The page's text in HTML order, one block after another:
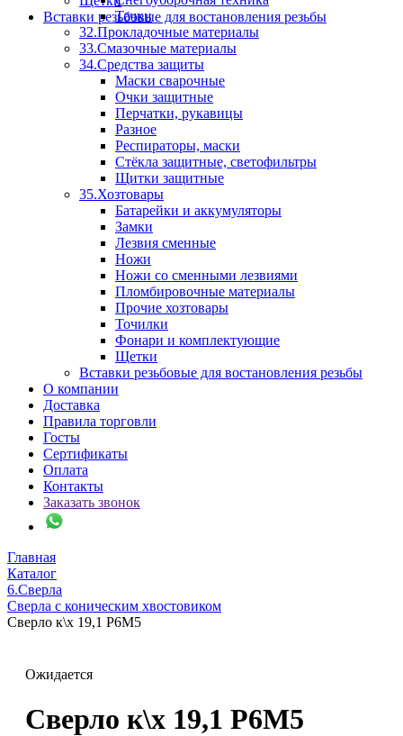
Вставки резьбовые для востановления резьбы
Тачки
32.Прокладочные материалы
33.Смазочные материалы
34.Средства защиты
Маски сварочные
Очки защитные
Перчатки, рукавицы
Разное
Респираторы, маски
Стёкла защитные, светофильтры
Щитки защитные
35.Хозтовары
Батарейки и аккумуляторы
Замки
Лезвия сменные
Ножи
Ножи со сменными лезвиями
Пломбировочные материалы
Прочие хозтовары
Точилки
Фонари и комплектующие
Щетки
Вставки резьбовые для востановления резьбы
О компании
Доставка
Правила торговли
Госты
Сертификаты
Оплата
Контакты
Заказать звонок
Главная
Каталог
6.Сверла
Сверла с коническим хвостовиком
Сверло к\х 19,1 Р6М5
Ожидается
Сверло к\х 19,1 Р6М5